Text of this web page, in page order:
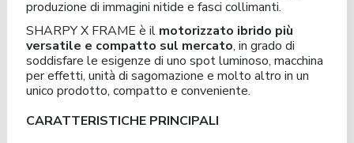
produzione di immagini nitide e fasci collimanti.
SHARPY X FRAME è il motorizzato ibrido più
versatile e compatto sul mercato, in grado di
soddisfare le esigenze di uno spot luminoso, macchina
per effetti, unità di sagomazione e molto altro in un
unico prodotto, compatto e conveniente.
CARATTERISTICHE PRINCIPALI